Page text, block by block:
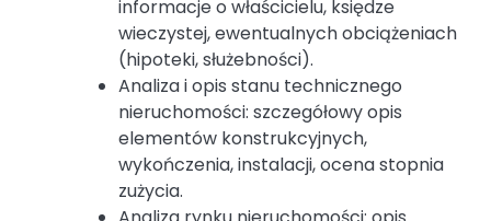
informacje o właścicielu, księdze
wieczystej, ewentualnych obciążeniach
(hipoteki, służebności).
Analiza i opis stanu technicznego
nieruchomości: szczegółowy opis
elementów konstrukcyjnych,
wykończenia, instalacji, ocena stopnia
zużycia.